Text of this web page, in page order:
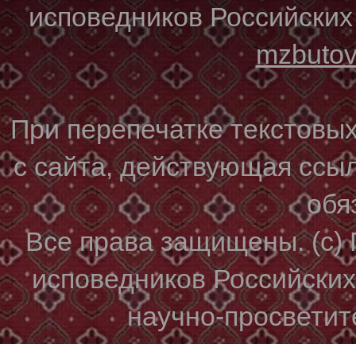
исповедников
При перепечатке
с сайта, действующая
Все права защищены. (с)
исповедников
научно-